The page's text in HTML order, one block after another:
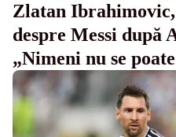
Zlatan
despre Messi după
„Nimeni nu se